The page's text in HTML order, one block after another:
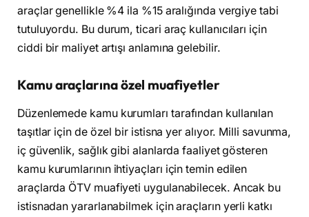
araçlar genellikle %4 ila %15 aralığında vergiye tabi
tutuluyordu. Bu durum, ticari araç kullanıcıları için
ciddi bir maliyet artışı anlamına gelebilir.
Kamu araçlarına özel muafiyetler
Düzenlemede kamu kurumları tarafından kullanılan
taşıtlar için de özel bir istisna yer alıyor. Milli savunma,
iç güvenlik, sağlık gibi alanlarda faaliyet gösteren
kamu kurumlarının ihtiyaçları için temin edilen
araçlarda ÖTV muafiyeti uygulanabilecek. Ancak bu
istisnadan yararlanabilmek için araçların yerli katkı